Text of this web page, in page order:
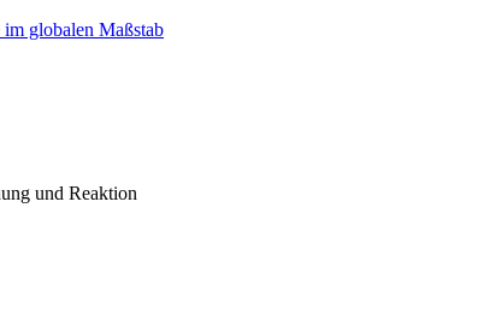
globalen Maßstab
und Reaktion